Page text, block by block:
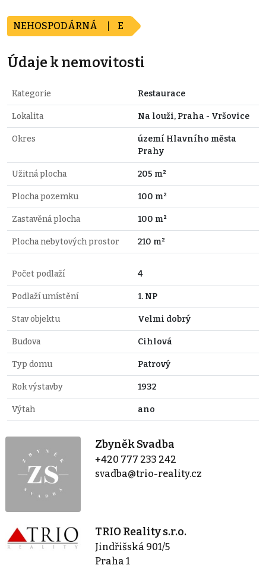
NEHOSPODÁRNÁ E
Údaje k nemovitosti
Kategorie Restaurace
Lokalita Na louži, Praha - Vršovice
Okres
území Hlavního města
Prahy
Užitná plocha 205 m²
Plocha pozemku 100 m²
Zastavěná plocha 100 m²
Plocha nebytových prostor 210 m²
Počet podlaží 4
Podlaží umístění 1. NP
Stav objektu Velmi dobrý
Budova Cihlová
Typ domu Patrový
Rok výstavby 1932
Výtah ano
Zbyněk Svadba
+420 777 233 242
svadba@trio-reality.cz
TRIO Reality s.r.o.
Jindřišská 901/5
Praha 1